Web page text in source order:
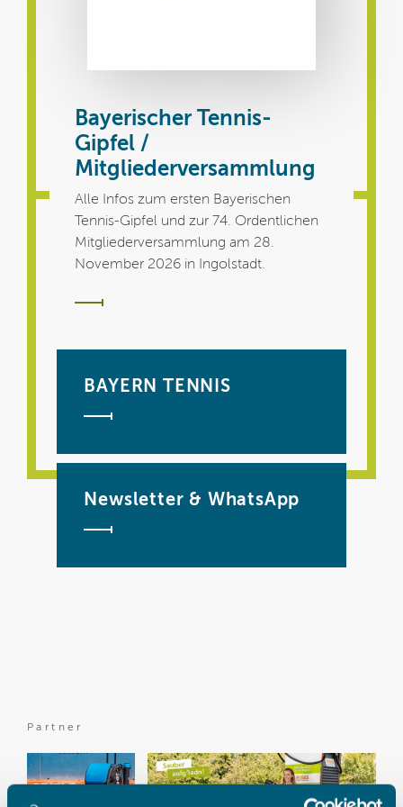
Bayerischer Tennis-
Gipfel /
Mitgliederversammlung
Alle Infos zum ersten Bayerischen
Tennis-Gipfel und zur 74. Ordentlichen
Mitgliederversammlung am 28.
November 2026 in Ingolstadt.
BAYERN TENNIS
Newsletter & WhatsApp
Partner